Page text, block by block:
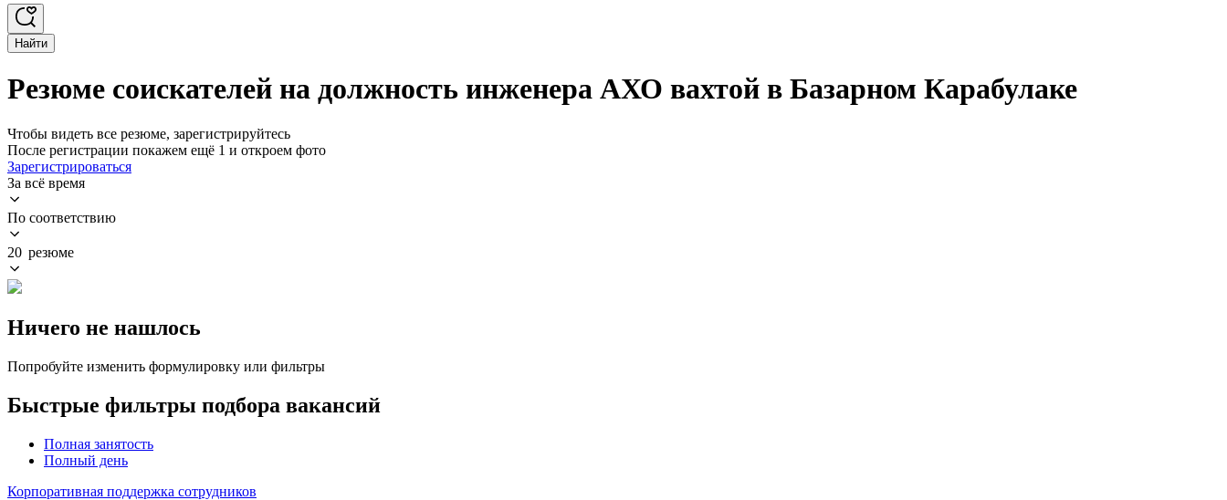
Найти
Резюме соискателей на должность инженера АХО вахтой в Базарном Карабулаке
Чтобы видеть все резюме, зарегистрируйтесь
После регистрации покажем ещё 1 и откроем фото
Зарегистрироваться
За всё время
По соответствию
20 резюме
Ничего не нашлось
Попробуйте изменить формулировку или фильтры
Быстрые фильтры подбора вакансий
Полная занятость
Полный день
Корпоративная поддержка сотрудников